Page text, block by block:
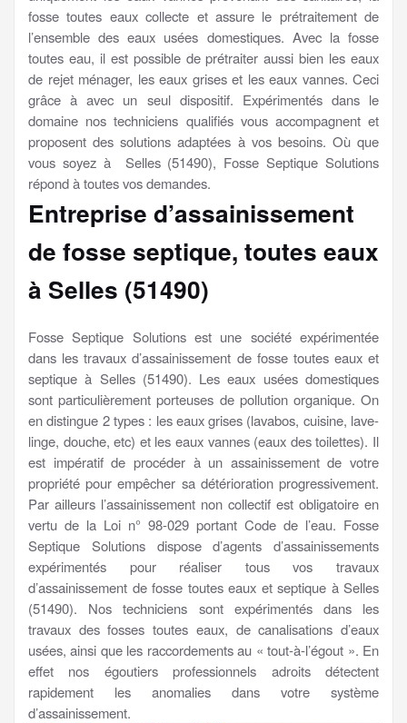
fosse toutes eaux collecte et assure le prétraitement de
l’ensemble des eaux usées domestiques. Avec la fosse
toutes eau, il est possible de prétraiter aussi bien les eaux
de rejet ménager, les eaux grises et les eaux vannes. Ceci
grâce à avec un seul dispositif. Expérimentés dans le
domaine nos techniciens qualifiés vous accompagnent et
proposent des solutions adaptées à vos besoins. Où que
vous soyez à Selles (51490), Fosse Septique Solutions
répond à toutes vos demandes.
Entreprise d’assainissement
de fosse septique, toutes eaux
à Selles (51490)
Fosse Septique Solutions est une société expérimentée
dans les travaux d’assainissement de fosse toutes eaux et
septique à Selles (51490). Les eaux usées domestiques
sont particulièrement porteuses de pollution organique. On
en distingue 2 types : les eaux grises (lavabos, cuisine, lave-
linge, douche, etc) et les eaux vannes (eaux des toilettes). Il
est impératif de procéder à un assainissement de votre
propriété pour empêcher sa détérioration progressivement.
Par ailleurs l’assainissement non collectif est obligatoire en
vertu de la Loi n° 98-029 portant Code de l’eau. Fosse
Septique Solutions dispose d’agents d’assainissements
expérimentés pour réaliser tous vos travaux
d’assainissement de fosse toutes eaux et septique à Selles
(51490). Nos techniciens sont expérimentés dans les
travaux des fosses toutes eaux, de canalisations d’eaux
usées, ainsi que les raccordements au « tout-à-l’égout ». En
effet nos égoutiers professionnels adroits détectent
rapidement les anomalies dans votre système
d’assainissement.